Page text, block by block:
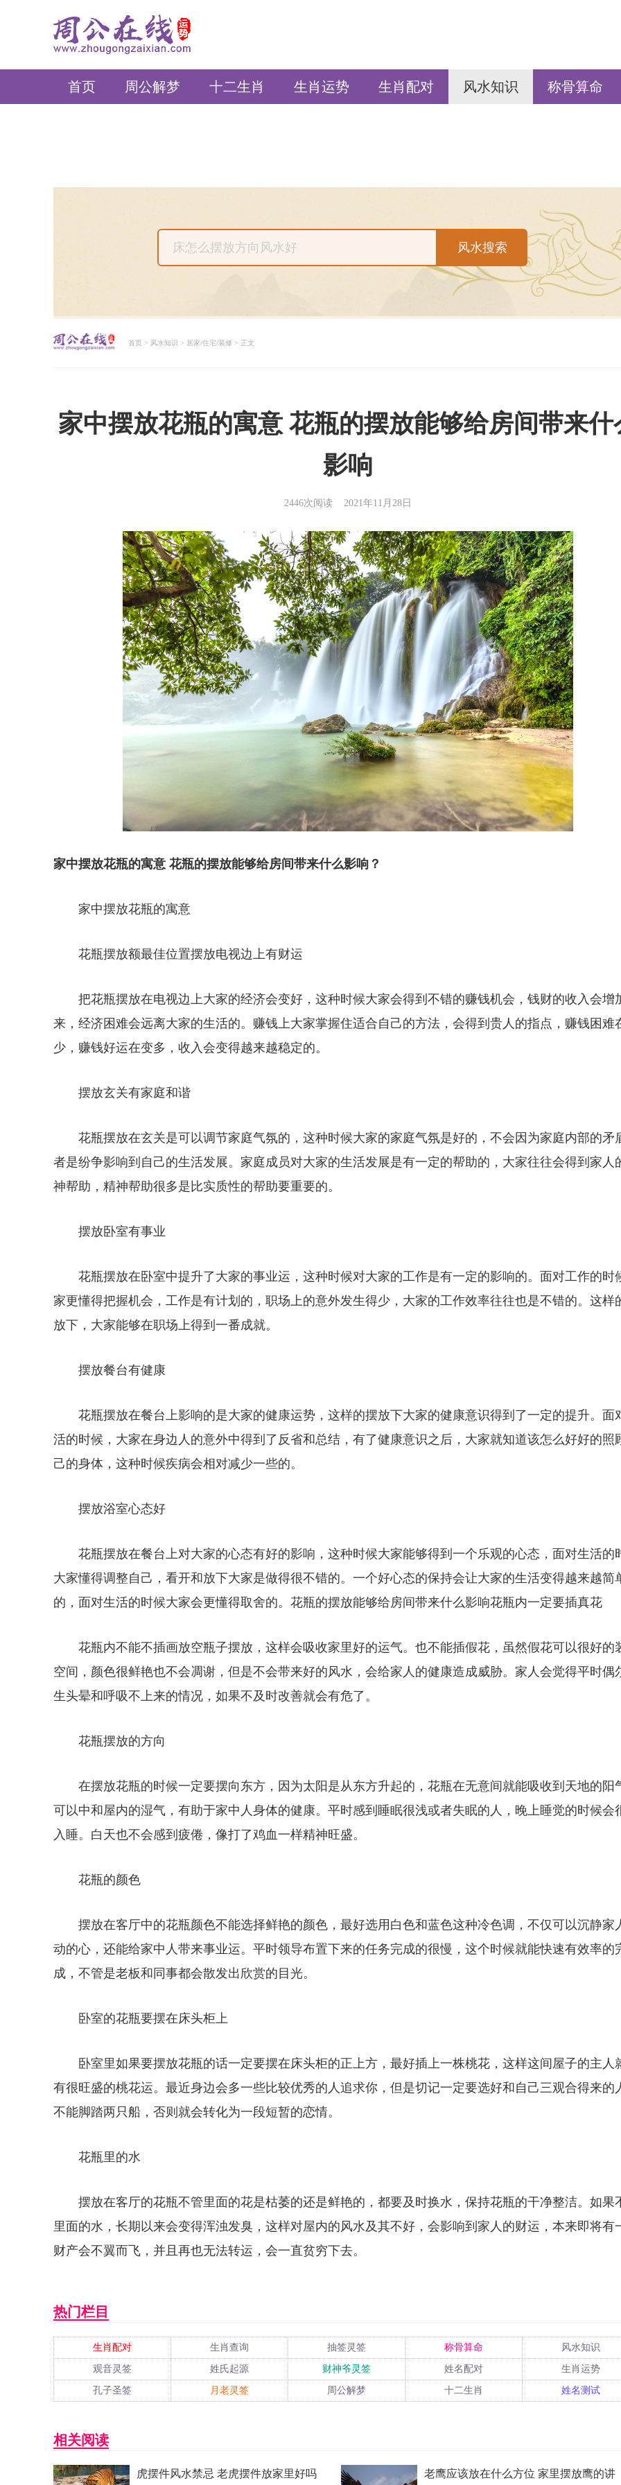
周公在线
首页 周公解梦 十二生肖 生肖运势 生肖配对 风水知识 称骨算命
首页 > 风水知识 > 居家/住宅/装修 > 正文
家中摆放花瓶的寓意 花瓶的摆放能够给房间带来什
影响
2446次阅读 2021年11月28日
家中摆放花瓶的寓意 花瓶的摆放能够给房间带来什么影响？
家中摆放花瓶的寓意
花瓶摆放额最佳位置摆放电视边上有财运
把花瓶摆放在电视边上大家的经济会变好，这种时候大家会得到不错的赚钱机会，钱财的收入会增
来，经济困难会远离大家的生活的。赚钱上大家掌握住适合自己的方法，会得到贵人的指点，赚钱困难
少，赚钱好运在变多，收入会变得越来越稳定的。
摆放玄关有家庭和谐
花瓶摆放在玄关是可以调节家庭气氛的，这种时候大家的家庭气氛是好的，不会因为家庭内部的矛
者是纷争影响到自己的生活发展。家庭成员对大家的生活发展是有一定的帮助的，大家往往会得到家人
神帮助，精神帮助很多是比实质性的帮助要重要的。
摆放卧室有事业
花瓶摆放在卧室中提升了大家的事业运，这种时候对大家的工作是有一定的影响的。面对工作的时
家更懂得把握机会，工作是有计划的，职场上的意外发生得少，大家的工作效率往往也是不错的。这样
放下，大家能够在职场上得到一番成就。
摆放餐台有健康
花瓶摆放在餐台上影响的是大家的健康运势，这样的摆放下大家的健康意识得到了一定的提升。面
活的时候，大家在身边人的意外中得到了反省和总结，有了健康意识之后，大家就知道该怎么好好的照
己的身体，这种时候疾病会相对减少一些的。
摆放浴室心态好
花瓶摆放在餐台上对大家的心态有好的影响，这种时候大家能够得到一个乐观的心态，面对生活的
大家懂得调整自己，看开和放下大家是做得很不错的。一个好心态的保持会让大家的生活变得越来越简
的，面对生活的时候大家会更懂得取舍的。花瓶的摆放能够给房间带来什么影响花瓶内一定要插真花
花瓶内不能不插画放空瓶子摆放，这样会吸收家里好的运气。也不能插假花，虽然假花可以很好的
空间，颜色很鲜艳也不会凋谢，但是不会带来好的风水，会给家人的健康造成威胁。家人会觉得平时偶
生头晕和呼吸不上来的情况，如果不及时改善就会有危了。
花瓶摆放的方向
在摆放花瓶的时候一定要摆向东方，因为太阳是从东方升起的，花瓶在无意间就能吸收到天地的阳
可以中和屋内的湿气，有助于家中人身体的健康。平时感到睡眠很浅或者失眠的人，晚上睡觉的时候会
入睡。白天也不会感到疲倦，像打了鸡血一样精神旺盛。
花瓶的颜色
摆放在客厅中的花瓶颜色不能选择鲜艳的颜色，最好选用白色和蓝色这种冷色调，不仅可以沉静家
动的心，还能给家中人带来事业运。平时领导布置下来的任务完成的很慢，这个时候就能快速有效率的
成，不管是老板和同事都会散发出欣赏的目光。
卧室的花瓶要摆在床头柜上
卧室里如果要摆放花瓶的话一定要摆在床头柜的正上方，最好插上一株桃花，这样这间屋子的主人
有很旺盛的桃花运。最近身边会多一些比较优秀的人追求你，但是切记一定要选好和自己三观合得来的
不能脚踏两只船，否则就会转化为一段短暂的恋情。
花瓶里的水
摆放在客厅的花瓶不管里面的花是枯萎的还是鲜艳的，都要及时换水，保持花瓶的干净整洁。如果
里面的水，长期以来会变得浑浊发臭，这样对屋内的风水及其不好，会影响到家人的财运，本来即将有
财产会不翼而飞，并且再也无法转运，会一直贫穷下去。
热门栏目
生肖配对 生肖查询 抽签灵签 称骨算命 风水知识
观音灵签 姓氏起源 财神爷灵签 姓名配对 生肖运势
孔子圣签 月老灵签 周公解梦 十二生肖 姓名测试
相关阅读
虎摆件风水禁忌 老虎摆件放家里好吗 老鹰应该放在什么方位 家里摆放鹰的讲